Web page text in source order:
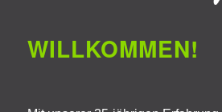
WILLKOMMEN!